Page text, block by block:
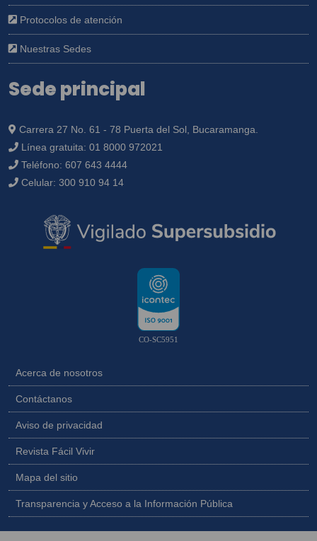
Protocolos de atención
Nuestras Sedes
Sede principal
Carrera 27 No. 61 - 78 Puerta del Sol, Bucaramanga.
Línea gratuita: 01 8000 972021
Teléfono: 607 643 4444
Celular: 300 910 94 14
CO-SC5951
Acerca de nosotros
Contáctanos
Aviso de privacidad
Revista Fácil Vivir
Mapa del sitio
Transparencia y Acceso a la Información Pública